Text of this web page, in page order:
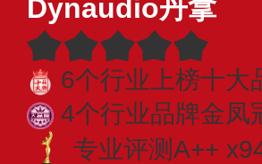
Dynaudio丹拿
6个行业上榜十大
4个行业品牌金凤
专业​评测A++